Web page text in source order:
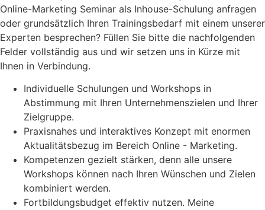
Online-Marketing Seminar als Inhouse-Schulung anfragen
oder grundsätzlich Ihren Trainingsbedarf mit einem unserer
Experten besprechen? Füllen Sie bitte die nachfolgenden
Felder vollständig aus und wir setzen uns in Kürze mit
Ihnen in Verbindung.
Individuelle Schulungen und Workshops in
Abstimmung mit Ihren Unternehmenszielen und Ihrer
Zielgruppe.
Praxisnahes und interaktives Konzept mit enormen
Aktualitätsbezug im Bereich Online - Marketing.
Kompetenzen gezielt stärken, denn alle unsere
Workshops können nach Ihren Wünschen und Zielen
kombiniert werden.
Fortbildungsbudget effektiv nutzen. Meine